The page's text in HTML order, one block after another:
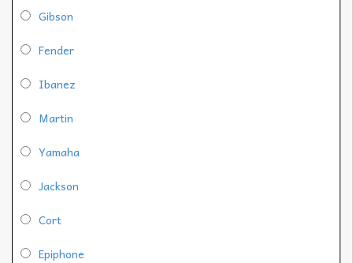
Gibson
Fender
Ibanez
Martin
Yamaha
Jackson
Cort
Epiphone